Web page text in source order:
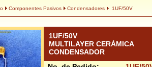
Componentes Pasivos Condensadores 1UF/50V
1UF/50V
MULTILAYER CERÁMICA
CONDENSADOR